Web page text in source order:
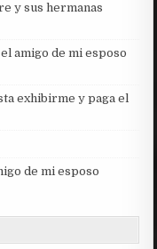
y sus hermanas
amigo de mi esposo
exhibirme y paga el
de mi esposo